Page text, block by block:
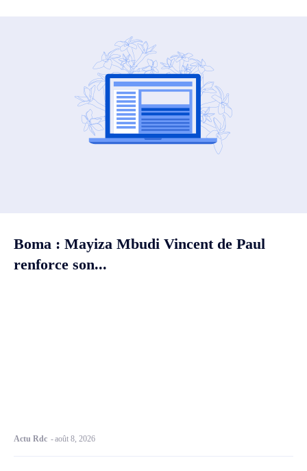
Boma : Mayiza Mbudi Vincent de Paul
renforce son...
Actu Rdc -août 8, 2026